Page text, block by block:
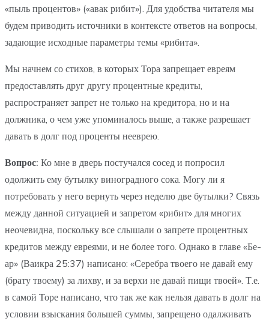
«пыль процентов» («авак рибит»). Для удобства читателя мы
будем приводить источники в контексте ответов на вопросы,
задающие исходные параметры темы «рибита».
Мы начнем со стихов, в которых Тора запрещает евреям
предоставлять друг другу процентные кредиты,
распространяет запрет не только на кредитора, но и на
должника, о чем уже упоминалось выше, а также разрешает
давать в долг под проценты нееврею.
Вопрос: Ко мне в дверь постучался сосед и попросил
одолжить ему бутылку виноградного сока. Могу ли я
потребовать у него вернуть через неделю две бутылки? Связь
между данной ситуацией и запретом «рибит» для многих
неочевидна, поскольку все слышали о запрете процентных
кредитов между евреями, и не более того. Однако в главе «Бе-
ар» (Ваикра 25:37) написано: «Серебра твоего не давай ему
(брату твоему) за лихву, и за верхи не давай пищи твоей». Т.е.
в самой Торе написано, что так же как нельзя давать в долг на
условии взыскания большей суммы, запрещено одалживать